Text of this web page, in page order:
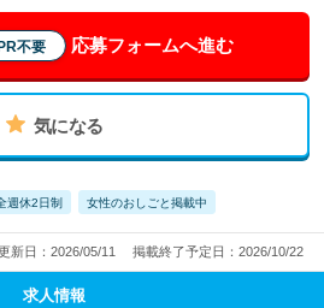
不要 応募フォームへ進む
気になる
週休2日制 女性のおしごと掲載中
新日：2026/05/11 掲載終了予定日：2026/10/22
求人情報